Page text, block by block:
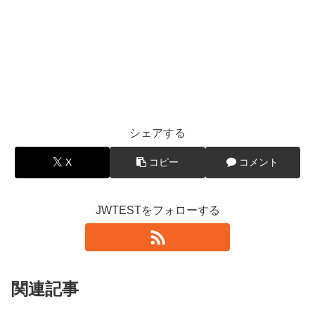
シェアする
X コピー コメント
JWTESTをフォローする
関連記事